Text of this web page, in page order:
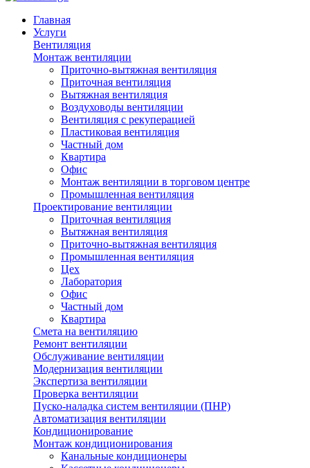
Главная
Услуги
Вентиляция
Монтаж вентиляции
Приточно-вытяжная вентиляция
Приточная вентиляция
Вытяжная вентиляция
Воздуховоды вентиляции
Вентиляция с рекуперацией
Пластиковая вентиляция
Частный дом
Квартира
Офис
Монтаж вентиляции в торговом центре
Промышленная вентиляция
Проектирование вентиляции
Приточная вентиляция
Вытяжная вентиляция
Приточно-вытяжная вентиляция
Промышленная вентиляция
Цех
Лаборатория
Офис
Частный дом
Квартира
Смета на вентиляцию
Ремонт вентиляции
Обслуживание вентиляции
Модернизация вентиляции
Экспертиза вентиляции
Проверка вентиляции
Пуско-наладка систем вентиляции (ПНР)
Автоматизация вентиляции
Кондиционирование
Монтаж кондиционирования
Канальные кондиционеры